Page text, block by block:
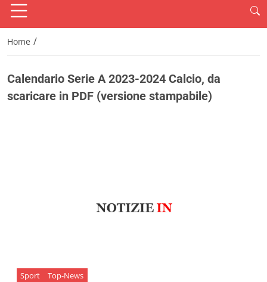
Home /
Calendario Serie A 2023-2024 Calcio, da
scaricare in PDF (versione stampabile)
Sport Top-News